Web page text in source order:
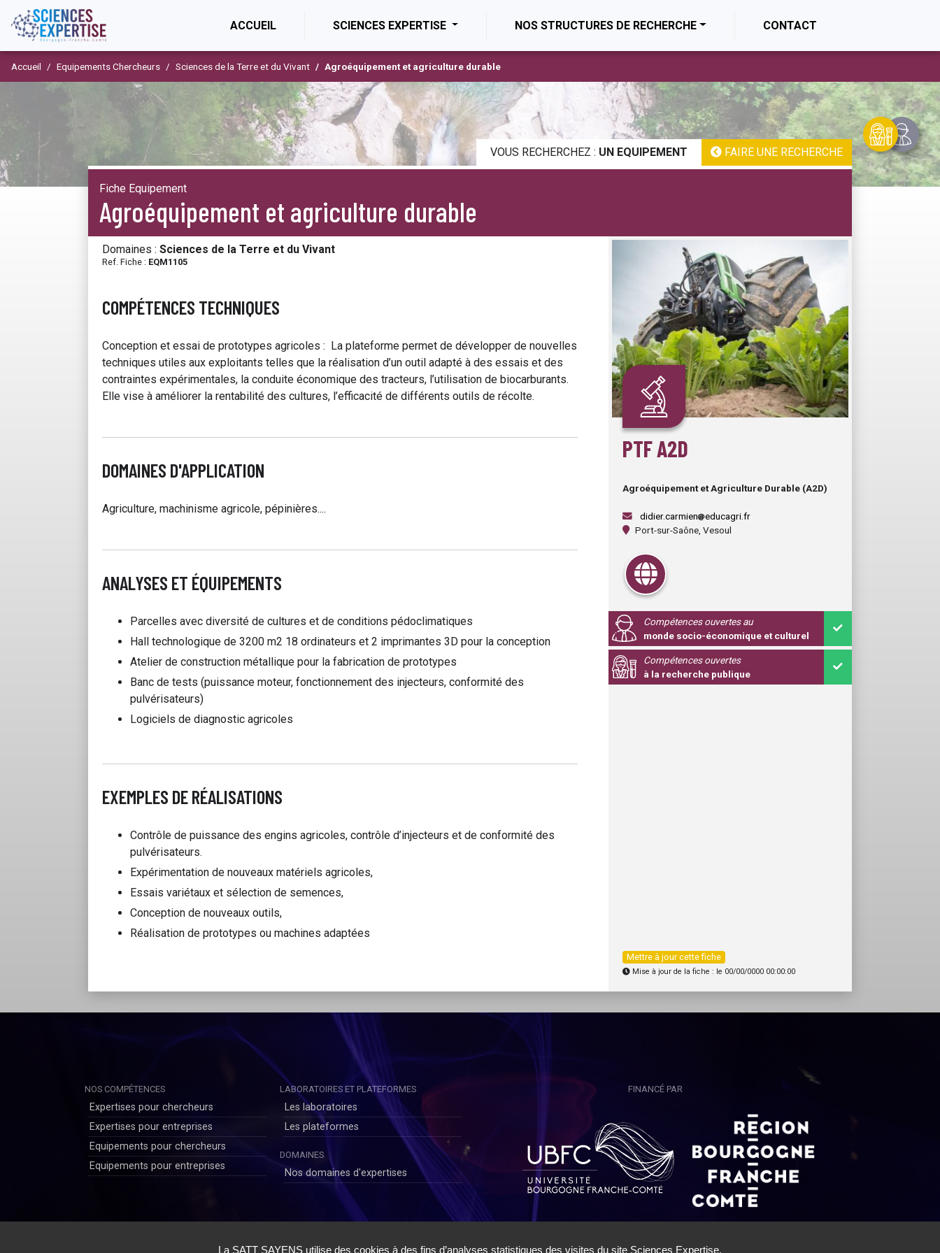
ACCUEIL (CURRENT)SCIENCES EXPERTISE NOS STRUCTURES DE RECHERCHE CONTACT
Accueil Equipements Chercheurs Sciences de la Terre et du Vivant Agroéquipement et agriculture durable
VOUS RECHERCHEZ : UN EQUIPEMENT FAIRE UNE RECHERCHE
Fiche Equipement
Agroéquipement et agriculture durable
Domaines : Sciences de la Terre et du Vivant
Ref. Fiche : EQM1105
COMPÉTENCES TECHNIQUES
Conception et essai de prototypes agricoles : La plateforme permet de développer de nouvelles
techniques utiles aux exploitants telles que la réalisation d’un outil adapté à des essais et des
contraintes expérimentales, la conduite économique des tracteurs, l’utilisation de biocarburants.
Elle vise à améliorer la rentabilité des cultures, l’efficacité de différents outils de récolte.
DOMAINES D'APPLICATION
Agriculture, machinisme agricole, pépinières....
ANALYSES ET ÉQUIPEMENTS
Parcelles avec diversité de cultures et de conditions pédoclimatiques
Hall technologique de 3200 m2 18 ordinateurs et 2 imprimantes 3D pour la conception
Atelier de construction métallique pour la fabrication de prototypes
Banc de tests (puissance moteur, fonctionnement des injecteurs, conformité des
pulvérisateurs)
Logiciels de diagnostic agricoles
EXEMPLES DE RÉALISATIONS
Contrôle de puissance des engins agricoles, contrôle d’injecteurs et de conformité des
pulvérisateurs.
Expérimentation de nouveaux matériels agricoles,
Essais variétaux et sélection de semences,
Conception de nouveaux outils,
Réalisation de prototypes ou machines adaptées
PTF A2D
Agroéquipement et Agriculture Durable (A2D)
didier.carmien
educagri.fr
Port-sur-Saône, Vesoul
Compétences ouvertes au
monde socio-économique et culturel
Compétences ouvertes
à la recherche publique
Mettre à jour cette fiche
Mise à jour de la fiche : le 00/00/0000 00:00:00
NOS COMPÉTENCES
Expertises pour chercheurs
Expertises pour entreprises
Equipements pour chercheurs
Equipements pour entreprises
LABORATOIRES ET PLATEFORMES
Les laboratoires
Les plateformes
DOMAINES
Nos domaines d'expertises
FINANCÉ PAR